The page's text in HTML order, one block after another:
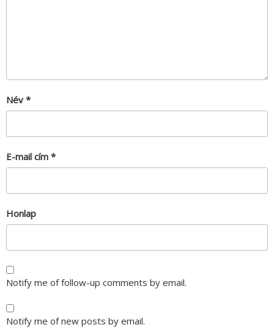
Név *
E-mail cím *
Honlap
Notify me of follow-up comments by email.
Notify me of new posts by email.